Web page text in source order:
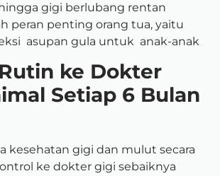
gigi berlubang rentan
peran penting orang tua, yaitu
asupan gula untuk anak-anak
ke Dokter
Setiap 6 Bulan
kesehatan gigi dan mulut secara
ke dokter gigi sebaiknya